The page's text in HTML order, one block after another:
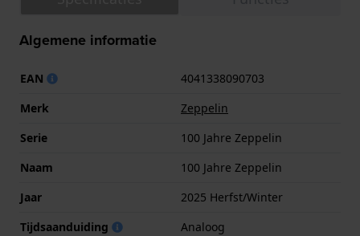
Algemene informatie
EAN
4041338090703
Merk
Zeppelin
Serie
100 Jahre Zeppelin
Naam
100 Jahre Zeppelin
Jaar
2025 Herfst/Winter
Tijdsaanduiding
Analoog